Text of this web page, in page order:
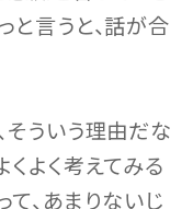
と言うと、話が合
そういう理由だな
くよく考えてみる
て、あまりないじ